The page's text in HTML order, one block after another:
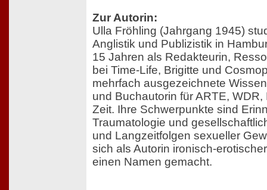
Zur Autorin:
Ulla Fröhling (Jahrgang 1945)
Anglistik und Publizistik in
15 Jahren als Redakteurin,
bei Time-Life, Brigitte und
mehrfach ausgezeichnete
und Buchautorin für ARTE,
Zeit. Ihre Schwerpunkte sind
Traumatologie und
und Langzeitfolgen sexueller
sich als Autorin ironisch-
einen Namen gemacht.